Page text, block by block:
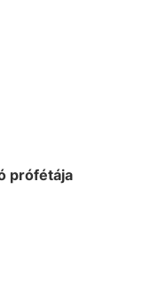
prófétája